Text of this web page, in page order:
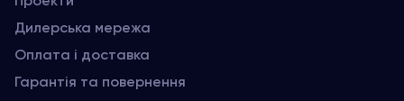
Дилерська мережа
Оплата і доставка
Гарантія та повернення